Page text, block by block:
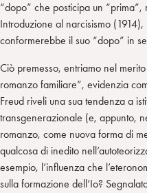
“dopo” che posticipa un
Introduzione al narcisismo
conformerebbe il suo “dopo” in
Ciò premesso, entriamo nel
romanzo familiare”, evidenzia
Freud riveli una sua tendenza a
transgenerazionale (e, appunto,
romanzo, come nuova forma di
qualcosa di inedito
esempio, l’influenza che
sulla formazione dell’Io?